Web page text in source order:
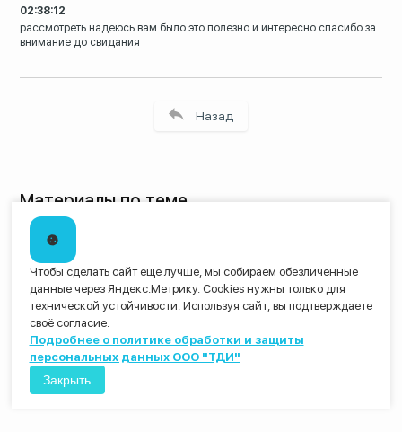
02:38:12
рассмотреть надеюсь вам было это полезно и интересно спасибо за
внимание до свидания
Назад
Материалы по теме
оценка бизнеса и компании это
оценка бизнеса методом чистых активов
оценка бизнеса банк
метод капитализации оценки бизнеса
оценка стоимости бизнеса денежные потоки
оценка бизнес развитие
проблемы оценки малого бизнеса
отчет об оценке бизнеса
оценка российского бизнеса
организация процесса оценки бизнеса
Чтобы сделать сайт еще лучше, мы собираем обезличенные
данные через Яндекс.Метрику. Cookies нужны только для
технической устойчивости. Используя сайт, вы подтверждаете
своё согласие.
Подробнее о политике обработки и защиты
персональных данных ООО "ТДИ"
Закрыть